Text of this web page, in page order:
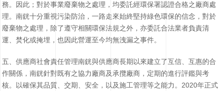
務。因此；對於事業廢棄物之處理，均委託經環保署認證合格之廠商處
理。南銧十分重視污染防治，一路走來始終堅持綠色環保的信念，對於
廢棄物之處理，除了遵守相關環保法規之外，亦委託合法業者負責清
運、焚化或掩埋，也因此營運至今均無洩漏之事件。
五、供應商社會責任管理南銧與供應商長期以來建立了互信、互惠的合
作關係，南銧針對既有之協力廠商及承攬廠商，定期的進行評鑑與考
核。以確保其品質、交期、安全，以及施工管理等之能力。2020年正式